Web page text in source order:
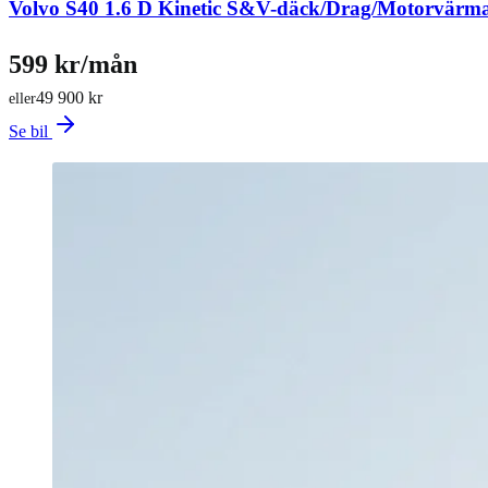
Volvo S40 1.6 D Kinetic S&V-däck/Drag/
49 900 kr
eller
599 kr/mån
Se bil